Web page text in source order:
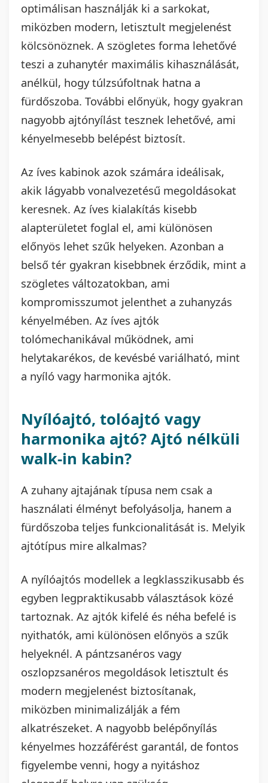
optimálisan használják ki a sarkokat,
miközben modern, letisztult megjelenést
kölcsönöznek. A szögletes forma lehetővé
teszi a zuhanytér maximális kihasználását,
anélkül, hogy túlzsúfoltnak hatna a
fürdőszoba. További előnyük, hogy gyakran
nagyobb ajtónyílást tesznek lehetővé, ami
kényelmesebb belépést biztosít.
Az íves kabinok azok számára ideálisak,
akik lágyabb vonalvezetésű megoldásokat
keresnek. Az íves kialakítás kisebb
alapterületet foglal el, ami különösen
előnyös lehet szűk helyeken. Azonban a
belső tér gyakran kisebbnek érződik, mint a
szögletes változatokban, ami
kompromisszumot jelenthet a zuhanyzás
kényelmében. Az íves ajtók
tolómechanikával működnek, ami
helytakarékos, de kevésbé variálható, mint
a nyíló vagy harmonika ajtók.
Nyílóajtó, tolóajtó vagy
harmonika ajtó? Ajtó nélküli
walk-in kabin?
A zuhany ajtajának típusa nem csak a
használati élményt befolyásolja, hanem a
fürdőszoba teljes funkcionalitását is. Melyik
ajtótípus mire alkalmas?
A nyílóajtós modellek a legklasszikusabb és
egyben legpraktikusabb választások közé
tartoznak. Az ajtók kifelé és néha befelé is
nyithatók, ami különösen előnyös a szűk
helyeknél. A pántzsanéros vagy
oszlopzsanéros megoldások letisztult és
modern megjelenést biztosítanak,
miközben minimalizálják a fém
alkatrészeket. A nagyobb belépőnyílás
kényelmes hozzáférést garantál, de fontos
figyelembe venni, hogy a nyitáshoz